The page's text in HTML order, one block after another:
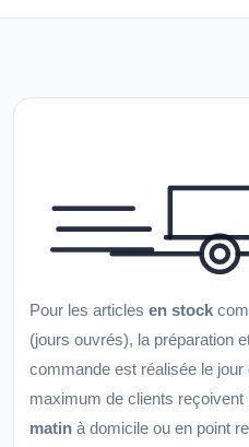
Pour les articles en stock
(jours ouvrés), la préparation
commande est réalisée le
maximum de clients reçoivent
matin à domicile ou en point